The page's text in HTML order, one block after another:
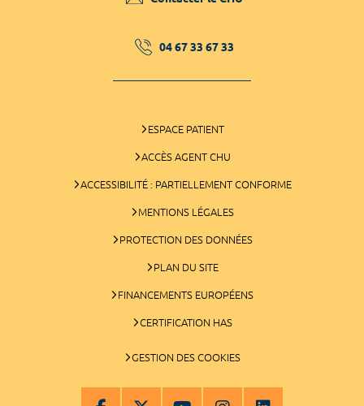
04 67 33 67 33
ESPACE PATIENT
ACCÈS AGENT CHU
ACCESSIBILITÉ : PARTIELLEMENT CONFORME
MENTIONS LÉGALES
PROTECTION DES DONNÉES
PLAN DU SITE
FINANCEMENTS EUROPÉENS
CERTIFICATION HAS
GESTION DES COOKIES